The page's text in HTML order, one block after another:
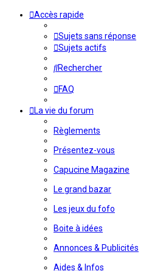
Accès rapide
Sujets sans réponse
Sujets actifs
Rechercher
FAQ
La vie du forum
Règlements
Présentez-vous
Capucine Magazine
Le grand bazar
Les jeux du fofo
Boite à idées
Annonces & Publicités
Aides & Infos